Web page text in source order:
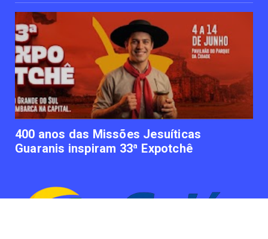
June 12, 2023
UNCATEGORIZED
Empresas apostam em iniciativas de
felicidade corporativa pa...
June 09, 2023
UNCATEGORIZED
Lawtech gaúcha ajuda advogados a
organizarem sua vida financ...
400 anos das Missões Jesuíticas
Guaranis inspiram 33ª Expotchê